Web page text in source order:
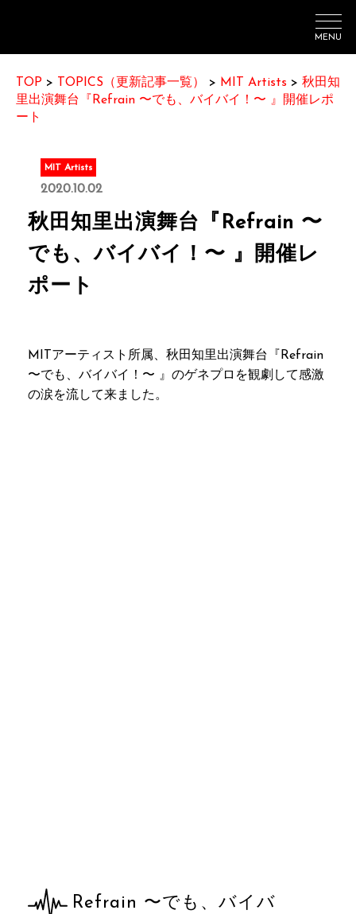
MENU
TOP > TOPICS（更新記事一覧） > MIT Artists > 秋田知
里出演舞台『Refrain 〜でも、バイバイ！〜 』開催レポ
ート
MIT Artists
2020.10.02
秋田知里出演舞台『Refrain 〜
でも、バイバイ！〜 』開催レ
ポート
MITアーティスト所属、秋田知里出演舞台『Refrain
〜でも、バイバイ！〜 』のゲネプロを観劇して感激
の涙を流して来ました。
Refrain 〜でも、バイバ